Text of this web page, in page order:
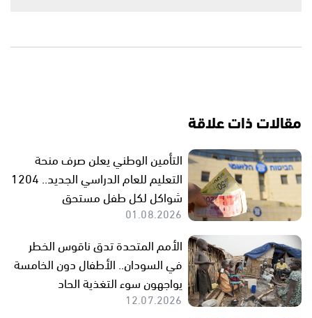
مقالات ذات علاقة
التأمين الوطني يعلن صرف منحة
التعليم للعام الدراسي الجديد.. 1204
شواكل لكل طفل مستحق
01.08.2026
الأمم المتحدة تدق ناقوس الخطر
في السودان.. الأطفال دون الخامسة
يواجهون سوء التغذية الحاد
12.07.2026